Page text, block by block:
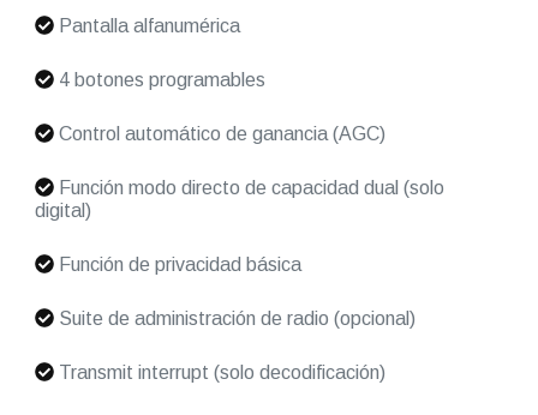
Pantalla alfanumérica
4 botones programables
Control automático de ganancia (AGC)
Función modo directo de capacidad dual (solo
digital)
Función de privacidad básica
Suite de administración de radio (opcional)
Transmit interrupt (solo decodificación)